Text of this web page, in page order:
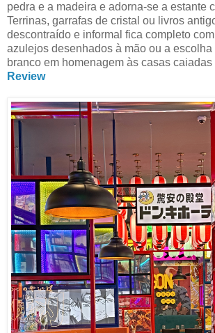
pedra e a madeira e adorna-se a estante
Terrinas, garrafas de cristal ou livros
descontraído e informal fica completo
azulejos desenhados à mão ou a
branco em homenagem às casas
Review